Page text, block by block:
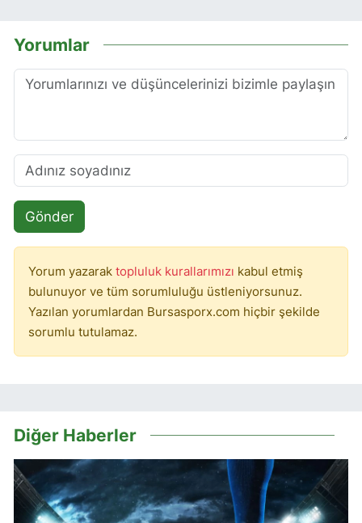
Yorumlar
Gönder
Yorum yazarak topluluk kurallarımızı kabul etmiş
bulunuyor ve tüm sorumluluğu üstleniyorsunuz.
Yazılan yorumlardan Bursasporx.com hiçbir şekilde
sorumlu tutulamaz.
Diğer Haberler